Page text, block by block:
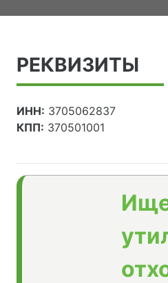
РЕКВИЗИТЫ
ИНН: 3705062837
КПП: 370501001